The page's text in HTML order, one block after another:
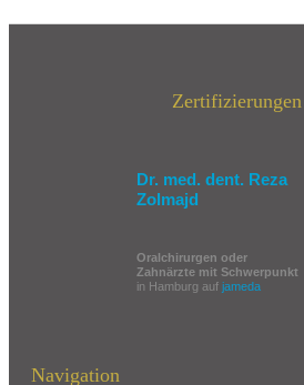
Zertifizierungen
Dr. med. dent. Reza
Zolmajd
Oralchirurgen oder
Zahnärzte mit Schwerpunkt
in Hamburg auf jameda
Navigation